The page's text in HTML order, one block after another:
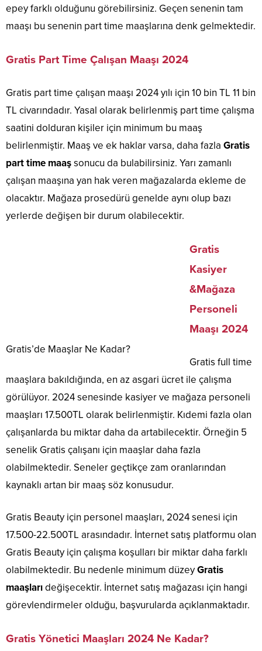
epey farklı olduğunu görebilirsiniz. Geçen senenin tam
maaşı bu senenin part time maaşlarına denk gelmektedir.
Gratis Part Time Çalışan Maaşı 2024
Gratis part time çalışan maaşı 2024 yılı için 10 bin TL 11 bin
TL civarındadır. Yasal olarak belirlenmiş part time çalışma
saatini dolduran kişiler için minimum bu maaş
belirlenmiştir. Maaş ve ek haklar varsa, daha fazla Gratis
part time maaşsonucu da bulabilirsiniz. Yarı zamanlı
çalışan maaşına yan hak veren mağazalarda ekleme de
olacaktır. Mağaza prosedürü genelde aynı olup bazı
yerlerde değişen bir durum olabilecektir.
Gratis’de Maaşlar Ne Kadar?
Gratis
Kasiyer
&Mağaza
Personeli
Maaşı 2024
Gratis full time
maaşlara bakıldığında, en az asgari ücret ile çalışma
görülüyor. 2024 senesinde kasiyer ve mağaza personeli
maaşları 17.500TL olarak belirlenmiştir. Kıdemi fazla olan
çalışanlarda bu miktar daha da artabilecektir. Örneğin 5
senelik Gratis çalışanı için maaşlar daha fazla
olabilmektedir. Seneler geçtikçe zam oranlarından
kaynaklı artan bir maaş söz konusudur.
Gratis Beauty için personel maaşları, 2024 senesi için
17.500-22.500TL arasındadır. İnternet satış platformu olan
Gratis Beauty için çalışma koşulları bir miktar daha farklı
olabilmektedir. Bu nedenle minimum düzeyGratis
maaşlarıdeğişecektir. İnternet satış mağazası için hangi
görevlendirmeler olduğu, başvurularda açıklanmaktadır.
Gratis Yönetici Maaşları 2024 Ne Kadar?